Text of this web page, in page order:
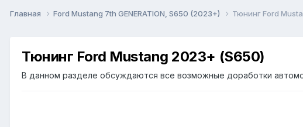
Главная Ford Mustang 7th GENERATION, S650 (2023+) Тюнинг Ford
Тюнинг Ford Mustang 2023+ (S650)
В данном разделе обсуждаются все возможные доработки